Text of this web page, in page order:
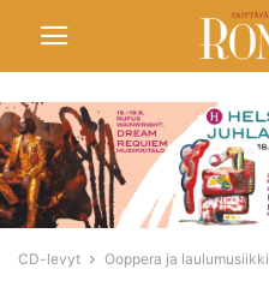
CD-levyt Ooppera ja laulumusiikki